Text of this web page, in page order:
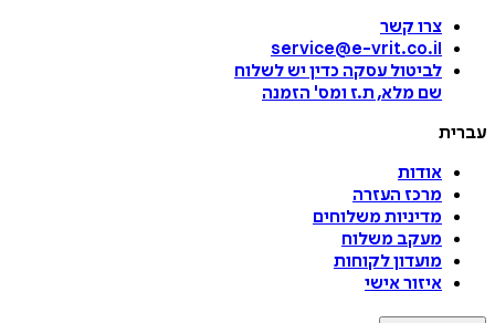
צרו קשר
service@e-vrit.co.il
לביטול עסקה כדין יש לשלוח
שם מלא, ת.ז ומס' הזמנה
עברית
אודות
מרכז העזרה
מדיניות משלוחים
מעקב משלוח
מועדון לקוחות
איזור אישי